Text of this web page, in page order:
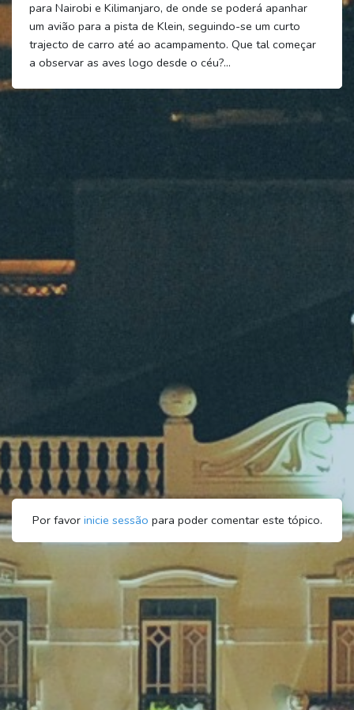
para Nairobi e Kilimanjaro, de onde se poderá apanhar
um avião para a pista de Klein, seguindo-se um curto
trajecto de carro até ao acampamento. Que tal começar
a observar as aves logo desde o céu?...
Por favor inicie sessão para poder comentar este tópico.